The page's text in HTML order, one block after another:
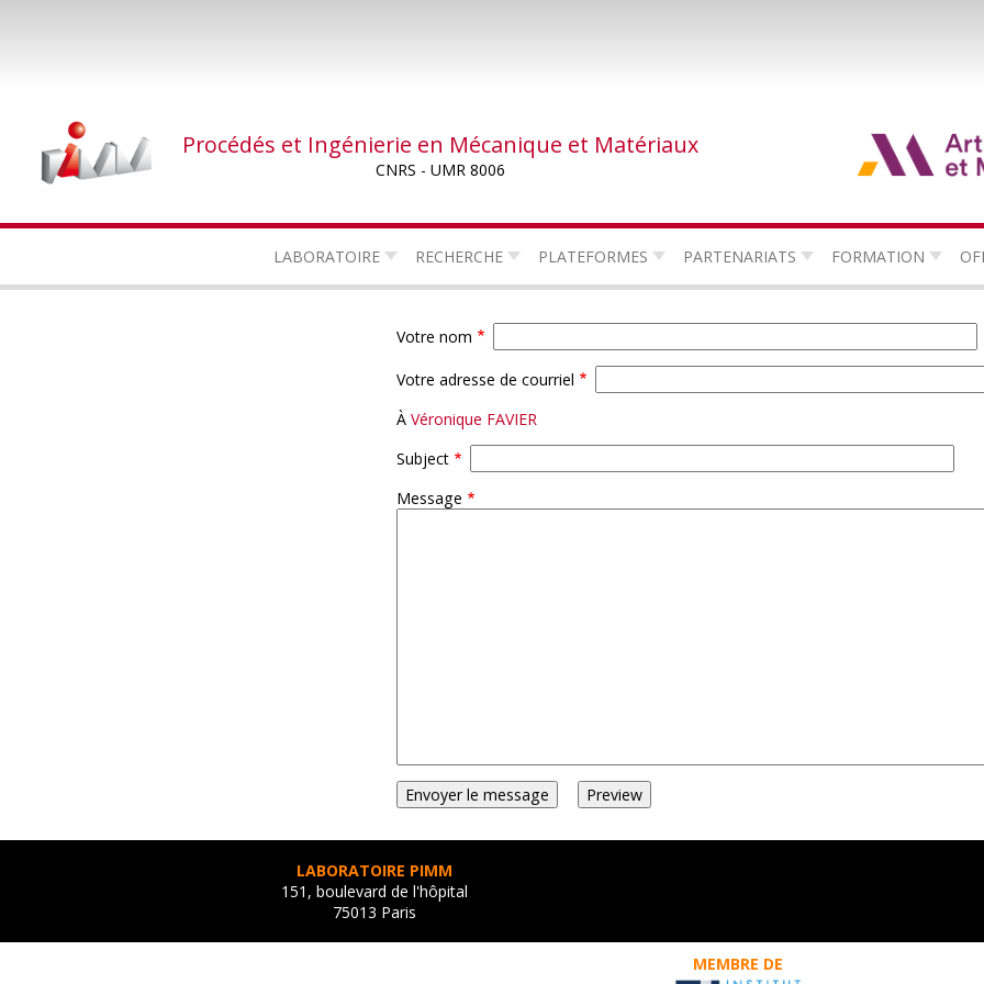
Procédés et Ingénierie en Mécanique et Matériaux
CNRS - UMR 8006
LABORATOIRE RECHERCHE PLATEFORMES PARTENARIATS FORMATION
Votre nom
Votre adresse de courriel
À Véronique FAVIER
Subject
Message
LABORATOIRE PIMM
151, boulevard de l'hôpital
75013 Paris
MEMBRE DE